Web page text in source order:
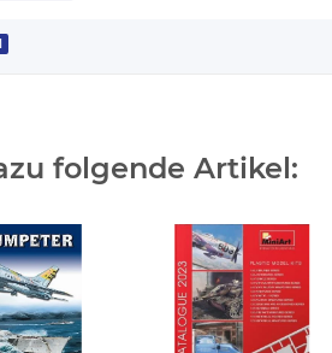
folgende Artikel: